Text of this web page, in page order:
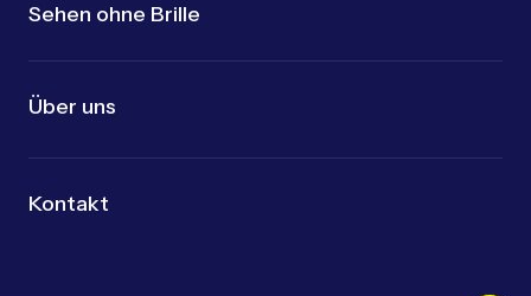
Sehen ohne Brille
Über uns
Kontakt